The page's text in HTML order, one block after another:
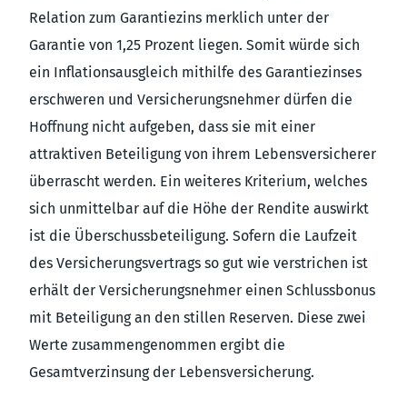
Relation zum Garantiezins merklich unter der
Garantie von 1,25 Prozent liegen. Somit würde sich
ein Inflationsausgleich mithilfe des Garantiezinses
erschweren und Versicherungsnehmer dürfen die
Hoffnung nicht aufgeben, dass sie mit einer
attraktiven Beteiligung von ihrem Lebensversicherer
überrascht werden. Ein weiteres Kriterium, welches
sich unmittelbar auf die Höhe der Rendite auswirkt
ist die Überschussbeteiligung. Sofern die Laufzeit
des Versicherungsvertrags so gut wie verstrichen ist
erhält der Versicherungsnehmer einen Schlussbonus
mit Beteiligung an den stillen Reserven. Diese zwei
Werte zusammengenommen ergibt die
Gesamtverzinsung der Lebensversicherung.